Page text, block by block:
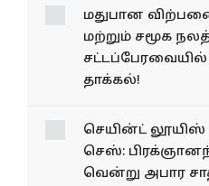
மதுபான
மற்றும் சமூக
சட்டப்பேரவையில்
தாக்கல்!
செயின்ட் லூயிஸ்
செஸ்:
வென்று அபார